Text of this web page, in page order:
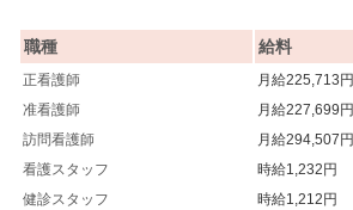
職種 給料
正看護師
月給225,713円
准看護師
月給227,699円
訪問看護師
月給294,507円
看護スタッフ
時給1,232円
健診スタッフ
時給1,212円